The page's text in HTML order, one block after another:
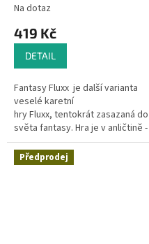
Na dotaz
419 Kč
DETAIL
Fantasy Fluxx je další varianta
veselé karetní
hry Fluxx, tentokrát zasazaná do
světa fantasy. Hra je v anličtině -
Gather your friends for a party –
an...
Předprodej